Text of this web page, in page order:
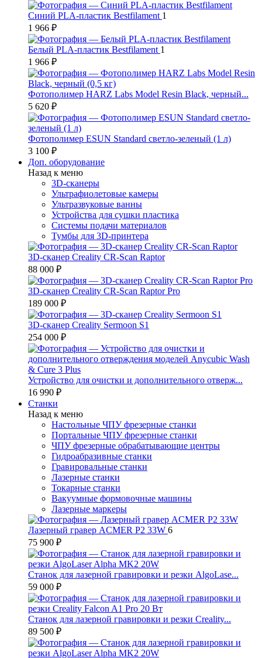
Синий PLA-пластик Bestfilament 1
1 966 ₽
Белый PLA-пластик Bestfilament 1
1 966 ₽
Фотополимер HARZ Labs Model Resin Black, черный...
5 620 ₽
Фотополимер ESUN Standard светло-зеленый (1 л)
3 100 ₽
Доп. оборудование
Назад к меню
3D-сканеры
Ультрафиолетовые камеры
Ультразвуковые ванны
Устройства для сушки пластика
Системы подачи материалов
Тумбы для 3D-принтера
3D-сканер Creality CR-Scan Raptor
88 000 ₽
3D-сканер Creality CR-Scan Raptor Pro
189 000 ₽
3D-сканер Creality Sermoon S1
254 000 ₽
Устройство для очистки и дополнительного отверж...
16 990 ₽
Станки
Назад к меню
Настольные ЧПУ фрезерные станки
Портальные ЧПУ фрезерные станки
ЧПУ фрезерные обрабатывающие центры
Гидроабразивные станки
Гравировальные станки
Лазерные станки
Токарные станки
Вакуумные формовочные машины
Лазерные маркеры
Лазерный гравер ACMER P2 33W 6
75 900 ₽
Станок для лазерной гравировки и резки AlgoLase...
59 000 ₽
Станок для лазерной гравировки и резки Creality...
89 500 ₽